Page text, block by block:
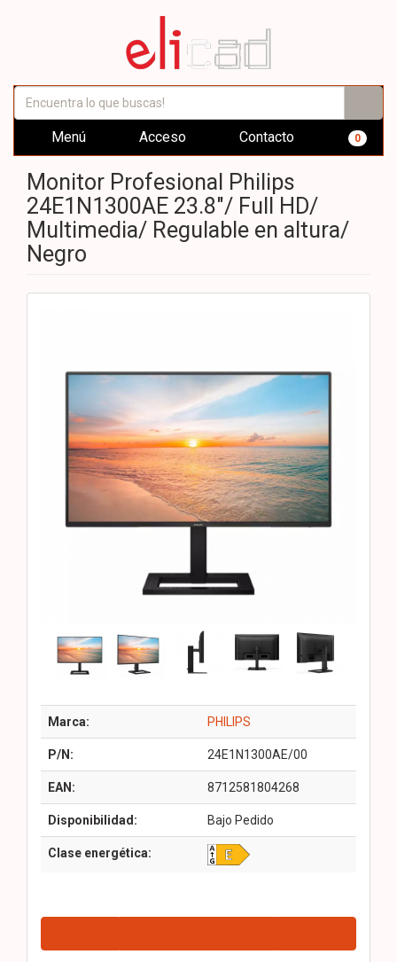
Menú Acceso Contacto 0
Monitor Profesional Philips
24E1N1300AE 23.8"/ Full HD/
Multimedia/ Regulable en altura/
Negro
Marca: PHILIPS
P/N: 24E1N1300AE/00
EAN: 8712581804268
Disponibilidad: Bajo Pedido
Clase energética: